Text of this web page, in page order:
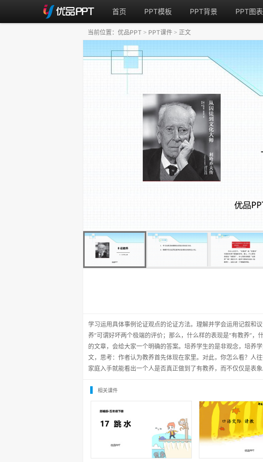
首页 PPT模板 PPT背景 PPT图表
学习运用具体事例论证观点的论证方法。理解并学会运用记叙和
养”可谓好坏两个极端的评价；那么，什么样的表现是“有教养”，
的文章，会给大家一个明确的答案。培养学生的是非观念，培养
文，思考：作者认为教养首先体现在家里。对此，你怎么看？人
家庭入手就能看出一个人是否真正做到了有教养，而不仅仅是表象
当前位置： 优品PPT > PPT课件 > 正文
相关课件